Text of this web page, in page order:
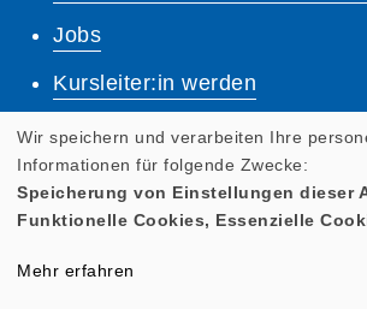
Jobs
Kursleiter:in werden
Unsere Dozent:innen
Dozenten Login
Lernplattform
Quicklinks
Wir speichern und verarbeiten Ihre
Informationen für folgende Zwecke:
Speicherung von Einstellungen dieser
Funktionelle Cookies, Essenzielle
Mehr erfahren